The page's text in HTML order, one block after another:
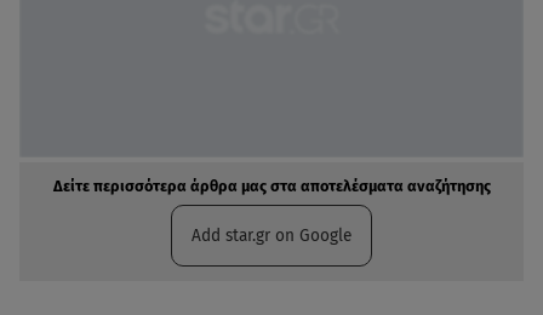
Δείτε περισσότερα άρθρα μας στα αποτελέσματα αναζήτησης
Add star.gr on Google